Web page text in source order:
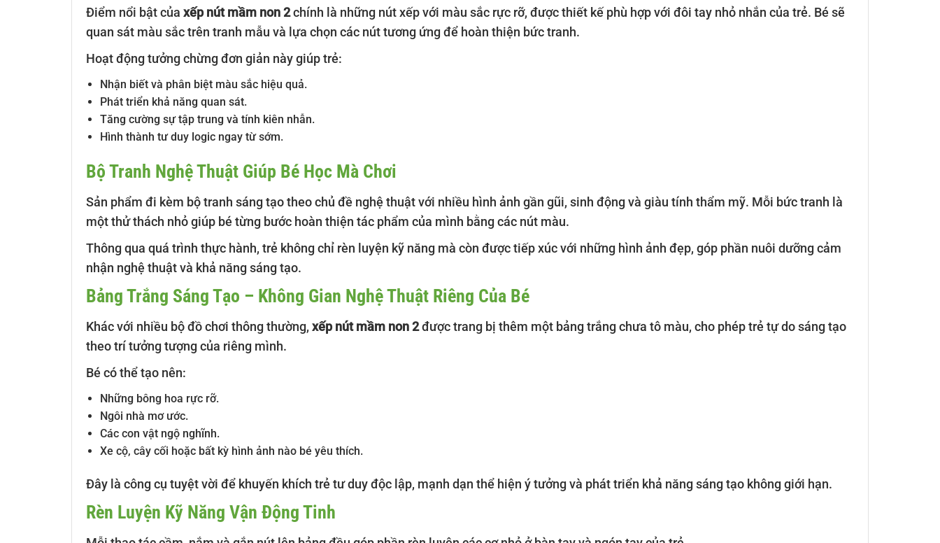
Điểm nổi bật của xếp nút mầm non 2chính là những nút xếp với màu sắc rực rỡ, được thiết kế phù hợp với đôi tay nhỏ nhắn của trẻ. Bé sẽ
quan sát màu sắc trên tranh mẫu và lựa chọn các nút tương ứng để hoàn thiện bức tranh.
Hoạt động tưởng chừng đơn giản này giúp trẻ:
Nhận biết và phân biệt màu sắc hiệu quả.
Phát triển khả năng quan sát.
Tăng cường sự tập trung và tính kiên nhẫn.
Hình thành tư duy logic ngay từ sớm.
Bộ Tranh Nghệ Thuật Giúp Bé Học Mà Chơi
Sản phẩm đi kèm bộ tranh sáng tạo theo chủ đề nghệ thuật với nhiều hình ảnh gần gũi, sinh động và giàu tính thẩm mỹ. Mỗi bức tranh là
một thử thách nhỏ giúp bé từng bước hoàn thiện tác phẩm của mình bằng các nút màu.
Thông qua quá trình thực hành, trẻ không chỉ rèn luyện kỹ năng mà còn được tiếp xúc với những hình ảnh đẹp, góp phần nuôi dưỡng cảm
nhận nghệ thuật và khả năng sáng tạo.
Bảng Trắng Sáng Tạo – Không Gian Nghệ Thuật Riêng Của Bé
Khác với nhiều bộ đồ chơi thông thường, xếp nút mầm non 2được trang bị thêm một bảng trắng chưa tô màu, cho phép trẻ tự do sáng tạo
theo trí tưởng tượng của riêng mình.
Bé có thể tạo nên:
Những bông hoa rực rỡ.
Ngôi nhà mơ ước.
Các con vật ngộ nghĩnh.
Xe cộ, cây cối hoặc bất kỳ hình ảnh nào bé yêu thích.
Đây là công cụ tuyệt vời để khuyến khích trẻ tư duy độc lập, mạnh dạn thể hiện ý tưởng và phát triển khả năng sáng tạo không giới hạn.
Rèn Luyện Kỹ Năng Vận Động Tinh